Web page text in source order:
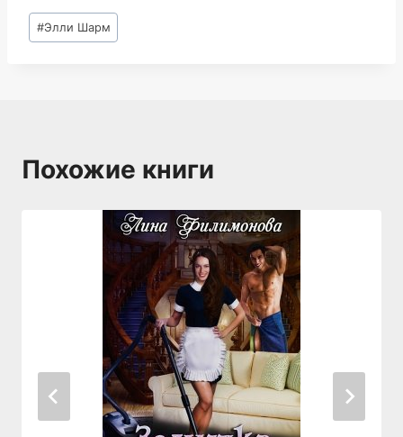
Метки
записи:
#Элли Шарм
Похожие книги